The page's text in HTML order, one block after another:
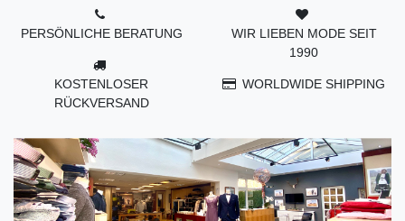
PERSÖNLICHE BERATUNG
KOSTENLOSER
RÜCKVERSAND
WIR LIEBEN MODE SEIT
1990
WORLDWIDE SHIPPING